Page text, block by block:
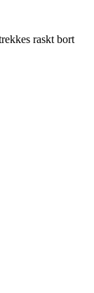
raskt bort